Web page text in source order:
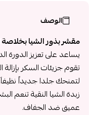
الوصف
مقشر بذور الشيا
يساعد على تعزيز الدورة
تقوم جزيئات السكر
لتمنحك جلدا جديداً نظيفاَ.
زبدة الشيا النقية تنعم
عميق ضد الجفاف.